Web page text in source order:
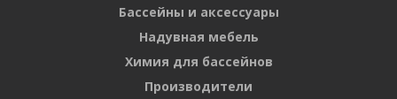
Бассейны и аксессуары
Надувная мебель
Химия для бассейнов
Производители